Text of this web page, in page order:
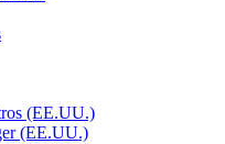
(EE.UU.)
(EE.UU.)